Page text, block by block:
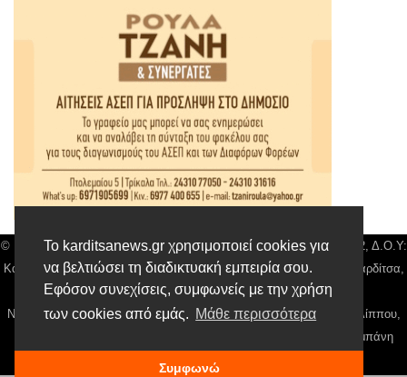
Το karditsanews.gr χρησιμοποιεί cookies για
να βελτιώσει τη διαδικτυακή εμπειρία σου.
Εφόσον συνεχίσεις, συμφωνείς με την χρήση
των cookies από εμάς. Μάθε περισσότερα
Συμφωνώ
© Karditsa News | Διακριτικός Τίτλος: Orion Media, ΑΦΜ: 043750542, Δ.Ο.Υ:
Καρδίτσας, Αρ. Γεμή: 018804431000, Δ/νση: Διάκου 10 τ.κ 43132 Καρδίτσα,
Τηλ: 24410 42500, email:news@karditsanews.gr.
Νόμιμος Εκπρόσωπος, Ιδιοκτήτης και Διαχειριστής: Παναγιώτης Φιλίππου,
Διευθύντρια: Γιαννουσά Βασιλική, Διευθύντιρα Σύνταξης: Μπαλαμπάνη